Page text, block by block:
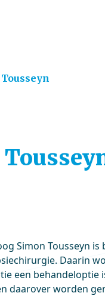
Simon Tousseyn
Daarin
een behandeloptie
daarover worden